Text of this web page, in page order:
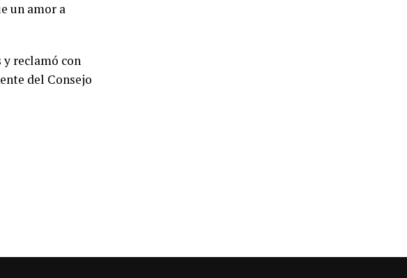
un amor a
reclamó con
del Consejo